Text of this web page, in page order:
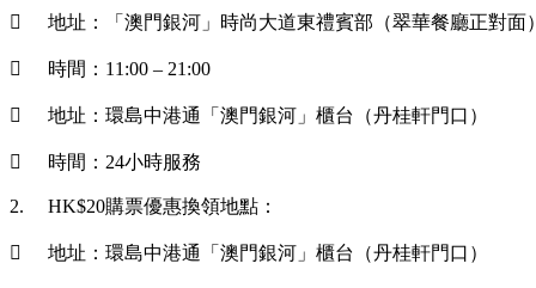
 地址：「澳門銀河」時尚大道東禮賓部（翠華餐廳正對面）
 時間：11:00 – 21:00
 地址：環島中港通「澳門銀河」櫃台（丹桂軒門口）
 時間：24小時服務
2. HK$20購票優惠換領地點：
 地址：環島中港通「澳門銀河」櫃台（丹桂軒門口）